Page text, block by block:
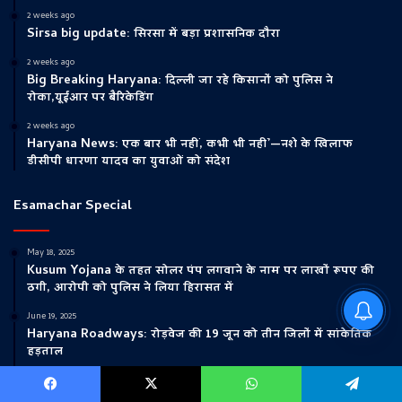
2 weeks ago
Sirsa big update: सिरसा में बड़ा प्रशासनिक दौरा
2 weeks ago
Big Breaking Haryana: दिल्ली जा रहे किसानों को पुलिस ने
रोका,यूईआर पर बैरिकेडिंग
2 weeks ago
Haryana News: एक बार भी नहीं, कभी भी नहीं’—नशे के खिलाफ
डीसीपी धारणा यादव का युवाओं को संदेश
Esamachar Special
May 18, 2025
Kusum Yojana के तहत सोलर पंप लगवाने के नाम पर लाखों रूपए की
ठगी, आरोपी को पुलिस ने लिया हिरासत में
June 19, 2025
Haryana Roadways: रोड़वेज की 19 जून को तीन जिलों में सांकेतिक
हड़ताल
May 15, 2025
Advisory : जानें कौन से रूट रहेंगे बंद